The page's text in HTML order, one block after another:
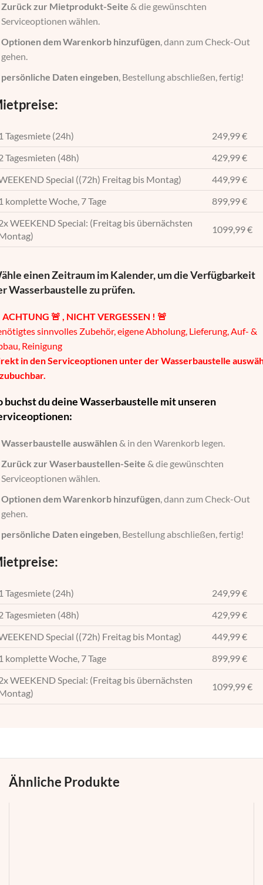
Zurück zur Mietprodukt-Seite & die gewünschten
Serviceoptionen wählen.
Optionen dem Warenkorb hinzufügen, dann zum Check-Out
gehen.
persönliche Daten eingeben, Bestellung abschließen, fertig!
Tagesmiete (24h)
249,99 €
Tagesmieten (48h)
429,99 €
Special ((72h) Freitag bis Montag)
449,99 €
komplette Woche, 7 Tage
899,99 €
WEEKEND Special: (Freitag bis übernächsten
1099,99 €
einen Zeitraum im Kalender, um die Verfügbarkeit
Wasserbaustelle zu prüfen.
ACHTUNG 🚨 , NICHT VERGESSEN ! 🚨
sinnvolles Zubehör, eigene Abholung, Lieferung, Auf- &
Reinigung
in den Serviceoptionen unter der Wasserbaustelle
buchst du deine Wasserbaustelle mit unseren
Wasserbaustelle auswählen& in den Warenkorb legen.
Zurück zur Waserbaustellen-Seite & die gewünschten
Serviceoptionen wählen.
Optionen dem Warenkorb hinzufügen, dann zum Check-Out
gehen.
persönliche Daten eingeben, Bestellung abschließen, fertig!
Tagesmiete (24h)
249,99 €
Tagesmieten (48h)
429,99 €
Special ((72h) Freitag bis Montag)
449,99 €
komplette Woche, 7 Tage
899,99 €
WEEKEND Special: (Freitag bis übernächsten
1099,99 €
Ähnliche Produkte